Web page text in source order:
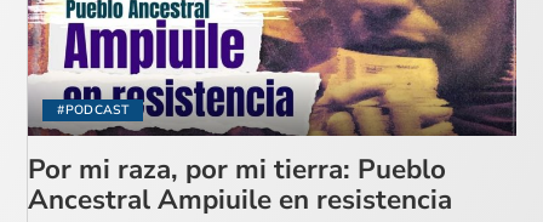
#PODCAST
Por mi raza, por mi tierra: Pueblo
Ancestral Ampiuile en resistencia